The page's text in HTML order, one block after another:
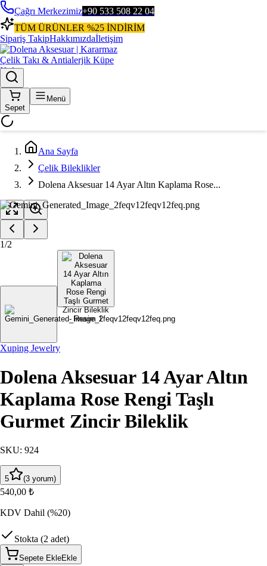
Çağrı Merkezimiz+90 533 508 22 04
TÜM ÜRÜNLER %25 İNDİRİM
Sipariş TakipHakkımızdaİletişim
Sepet
Menü
Ana Sayfa
Çelik Bileklikler
Dolena Aksesuar 14 Ayar Altın Kaplama Rose...
1/2
Xuping Jewelry
Dolena Aksesuar 14 Ayar Altın
Kaplama Rose Rengi Taşlı
Gurmet Zincir Bileklik
SKU: 924
5 (3 yorum)
540,00 ₺
KDV Dahil (%20)
Stokta (2 adet)
Sepete EkleEkle